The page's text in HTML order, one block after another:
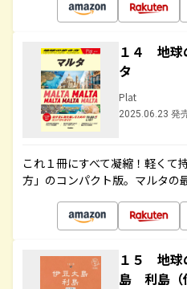
１４ 地
タ
Plat
2025.06.23 発
これ１冊にすべて凝縮！軽くて
方」のコンパクト版。マルタの
１５ 地
島 利島（